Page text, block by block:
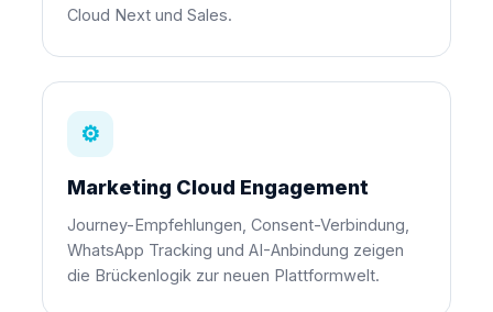
Cloud Next und Sales.
⚙
Marketing Cloud Engagement
Journey-Empfehlungen, Consent-Verbindung,
WhatsApp Tracking und AI-Anbindung zeigen
die Brückenlogik zur neuen Plattformwelt.